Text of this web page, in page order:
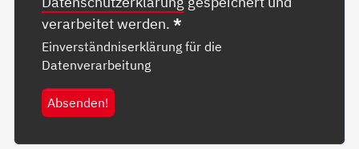
verarbeitet werden.*
Einverständniserklärung für die
Datenverarbeitung
Absenden!